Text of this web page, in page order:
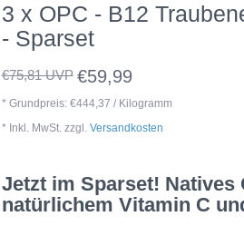
3 x OPC - B12
- Sparset
€75,81 UVP €59,99
* Grundpreis: €444,37 / Kilogramm
* Inkl. MwSt. zzgl. Versandkosten
Jetzt im Sparset! Natives
natürlichem Vitamin C